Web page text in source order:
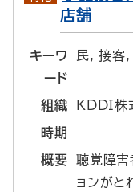
店舗
キーワ
ード
民, 接客
組織 KDDI株
時期 -
概要
聴覚障害
ョンがと